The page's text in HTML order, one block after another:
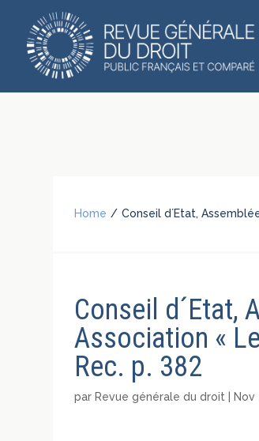
Home / Conseil d´Etat,
Conseil d´Etat,
Association «
Rec. p. 382
par Revue générale du droit Nov